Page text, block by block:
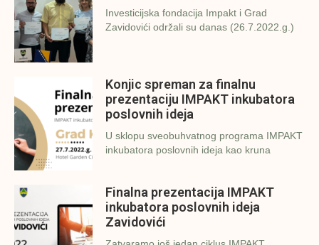
Investicijska fondacija Impakt i Grad
Zavidovići održali su danas (26.7.2022.g.)
Konjic spreman za finalnu
prezentaciju IMPAKT inkubatora
poslovnih ideja
U sklopu sveobuhvatnog programa IMPAKT
inkubatora poslovnih ideja kao kruna
Finalna prezentacija IMPAKT
inkubatora poslovnih ideja
Zavidovići